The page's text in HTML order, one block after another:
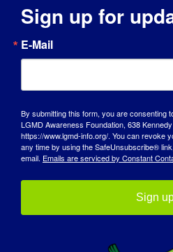
TAG DES
ÜBER
Sign up for
E-Mail
By submitting this form, you are consenting
LGMD Awareness Foundation, 638
https://www.lgmd-info.org/. You can revoke
any time by using the SafeUnsubscribe®
email. Emails are serviced by Constant
Sign